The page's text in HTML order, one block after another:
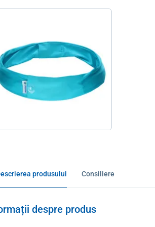
produsului Consiliere
despre produs